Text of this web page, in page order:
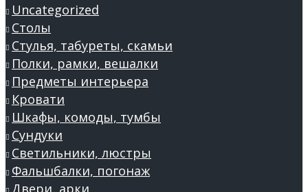
Uncategorized
Столы
Стулья, табуреты, скамьи
Полки, рамки, вешалки
Предметы интерьера
Кровати
Шкафы, комоды, тумбы
Сундуки
Светильники, люстры
Фальшбалки, погонаж
Двери, арки